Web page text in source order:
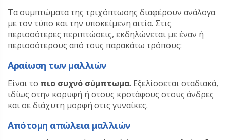
Τα συμπτώματα της τριχόπτωσης διαφέρουν ανάλογα
με τον τύπο και την υποκείμενη αιτία. Στις
περισσότερες περιπτώσεις, εκδηλώνεται με έναν ή
περισσότερους από τους παρακάτω τρόπους:
Αραίωση των μαλλιών
Είναι το πιο συχνό σύμπτωμα. Εξελίσσεται σταδιακά,
ιδίως στην κορυφή ή στους κροτάφους στους άνδρες
και σε διάχυτη μορφή στις γυναίκες.
Απότομη απώλεια μαλλιών